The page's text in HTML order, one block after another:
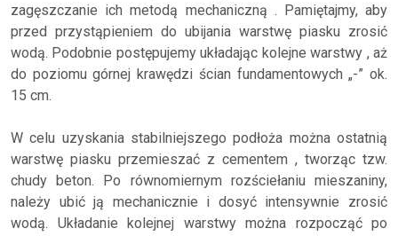
zagęszczanie ich metodą mechaniczną . Pamiętajmy, aby
przed przystąpieniem do ubijania warstwę piasku zrosić
wodą. Podobnie postępujemy układając kolejne warstwy , aż
do poziomu górnej krawędzi ścian fundamentowych „-” ok.
15 cm.
W celu uzyskania stabilniejszego podłoża można ostatnią
warstwę piasku przemieszać z cementem , tworząc tzw.
chudy beton. Po równomiernym rozściełaniu mieszaniny,
należy ubić ją mechanicznie i dosyć intensywnie zrosić
wodą. Układanie kolejnej warstwy można rozpocząć po